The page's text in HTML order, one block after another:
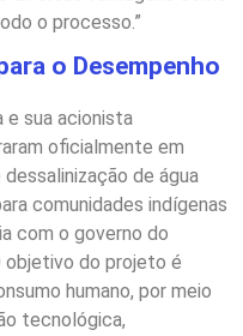
o processo.”
o Desempenho
e sua acionista
oficialmente em
de água
comunidades indígenas
com o governo do
objetivo do projeto é
humano, por meio
tecnológica,